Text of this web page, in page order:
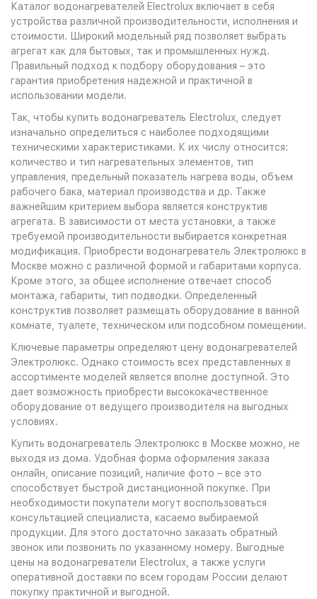
Каталог водонагревателей Electrolux включает в себя
устройства различной производительности, исполнения и
стоимости. Широкий модельный ряд позволяет выбрать
агрегат как для бытовых, так и промышленных нужд.
Правильный подход к подбору оборудования – это
гарантия приобретения надежной и практичной в
использовании модели.
Так, чтобы купить водонагреватель Еlectrolux, следует
изначально определиться с наиболее подходящими
техническими характеристиками. К их числу относится:
количество и тип нагревательных элементов, тип
управления, предельный показатель нагрева воды, объем
рабочего бака, материал производства и др. Также
важнейшим критерием выбора является конструктив
агрегата. В зависимости от места установки, а также
требуемой производительности выбирается конкретная
модификация. Приобрести водонагреватель Электролюкс в
Москве можно с различной формой и габаритами корпуса.
Кроме этого, за общее исполнение отвечает способ
монтажа, габариты, тип подводки. Определенный
конструктив позволяет размещать оборудование в ванной
комнате, туалете, техническом или подсобном помещении.
Ключевые параметры определяют цену водонагревателей
Электролюкс. Однако стоимость всех представленных в
ассортименте моделей является вполне доступной. Это
дает возможность приобрести высококачественное
оборудование от ведущего производителя на выгодных
условиях.
Купить водонагреватель Электролюкс в Москве можно, не
выходя из дома. Удобная форма оформления заказа
онлайн, описание позиций, наличие фото – все это
способствует быстрой дистанционной покупке. При
необходимости покупатели могут воспользоваться
консультацией специалиста, касаемо выбираемой
продукции. Для этого достаточно заказать обратный
звонок или позвонить по указанному номеру. Выгодные
цены на водонагреватели Еlectrolux, а также услуги
оперативной доставки по всем городам России делают
покупку практичной и выгодной.